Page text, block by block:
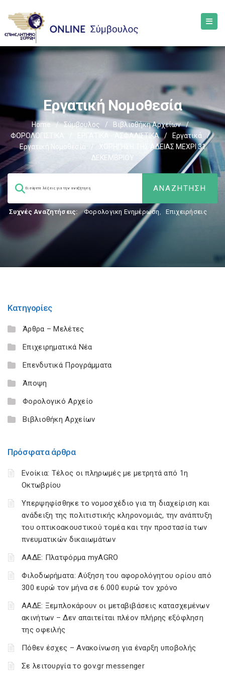
Εργατική Νομοθεσία
Home / Σύμβουλος / Βιβλιοθήκη Αρχείων
/
ΦΟΡΟΛΟΓΙΣΤΙΚΑ
ΕΡΓΑΤΙΚΑ - ΑΣΦΑΛΙΣΤΙΚΑ / Εργατικά
/
Εργατική Νομοθεσία
/
ΧΟΡΗΓΗΣΗ ΤΗΣ ΑΔΕΙΑΣ ΜΕΧΡΙ 31
ΔΕΚΕΜΒΡΙΟΥ
Συχνές Αναζητήσεις: Φορολογικη Ενημέρωση, Επιχειρήσεις
Κατηγορίες
Άρθρα – Μελέτες
Επιχειρηματικά Νέα
Επενδυτικά Προγράμματα
Άποψη
Φορολογικό Αρχείο
Βιβλιοθήκη Αρχείων
Πρόσφατα άρθρα
Ενοίκια: Τέλος οι πληρωμές με μετρητά από 1η
Οκτωβρίου
Υπερψηφίσθηκε το νομοσχέδιο για τη διαχείριση και
ανάδειξη της πολιτιστικής κληρονομιάς, την ανάπτυξη
του οπτικοακουστικού τομέα και την προστασία των
πνευματικών δικαιωμάτων
ΑΑΔΕ: Πλατφόρμα myAGRO
Φιλοδωρήματα: Αύξηση του αφορολόγητου ορίου από
300 ευρώ τον μήνα σε 6.000 ευρώ τον χρόνο
ΑΑΔΕ: Ξεμπλοκάρουν οι μεταβιβάσεις κατασχεμένων
ακινήτων – Δεν απαιτείται πλέον πλήρης εξόφληση
της οφειλής
Πόθεν έσχες – Ανακοίνωση για έναρξη υποβολής
Σε λειτουργία το gov.gr messenger